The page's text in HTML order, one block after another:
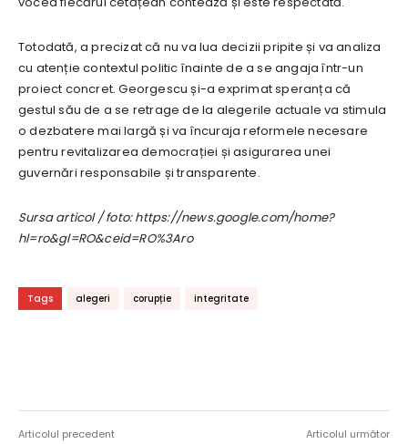
Totodată, a precizat că nu va lua decizii pripite și va analiza
cu atenție contextul politic înainte de a se angaja într-un
proiect concret. Georgescu și-a exprimat speranța că
gestul său de a se retrage de la alegerile actuale va stimula
o dezbatere mai largă și va încuraja reformele necesare
pentru revitalizarea democrației și asigurarea unei
guvernări responsabile și transparente.
Sursa articol / foto: https://news.google.com/home?
hl=ro&gl=RO&ceid=RO%3Aro
Tags alegeri corupție integritate
Articolul precedent Articolul următor